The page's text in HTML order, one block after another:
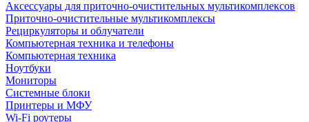
Аксессуары для приточно-очистительных мультикомплексов
Приточно-очистительные мультикомплексы
Рециркуляторы и облучатели
Компьютерная техника и телефоны
Компьютерная техника
Ноутбуки
Мониторы
Системные блоки
Принтеры и МФУ
Wi-Fi роутеры